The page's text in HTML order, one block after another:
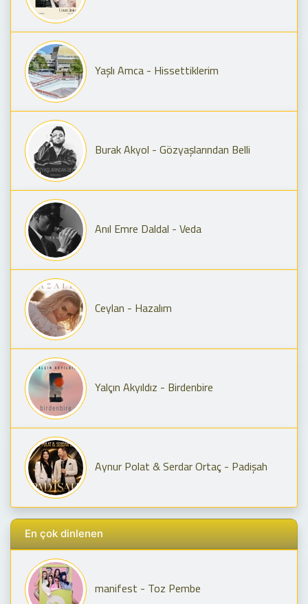
Yaşlı Amca - Hissettiklerim
Burak Akyol - Gözyaşlarından Belli
Anıl Emre Daldal - Veda
Ceylan - Hazalım
Yalçın Akyıldız - Birdenbire
Aynur Polat & Serdar Ortaç - Padişah
En çok dinlenen
manifest - Toz Pembe